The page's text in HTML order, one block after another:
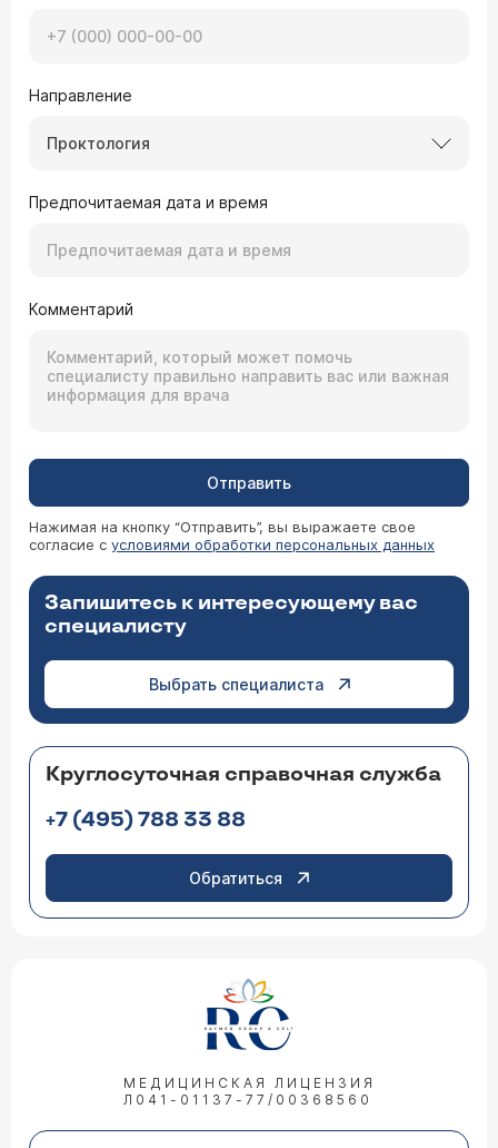
Направление
Проктология
Предпочитаемая дата и время
Комментарий
Отправить
Нажимая на кнопку “Отправить”, вы выражаете свое
согласие с условиями обработки персональных данных
Запишитесь к интересующему вас
специалисту
Выбрать специалиста
Круглосуточная справочная служба
+7 (495) 788 33 88
Обратиться
МЕДИЦИНСКАЯ ЛИЦЕНЗИЯ
Л041-01137-77/00368560